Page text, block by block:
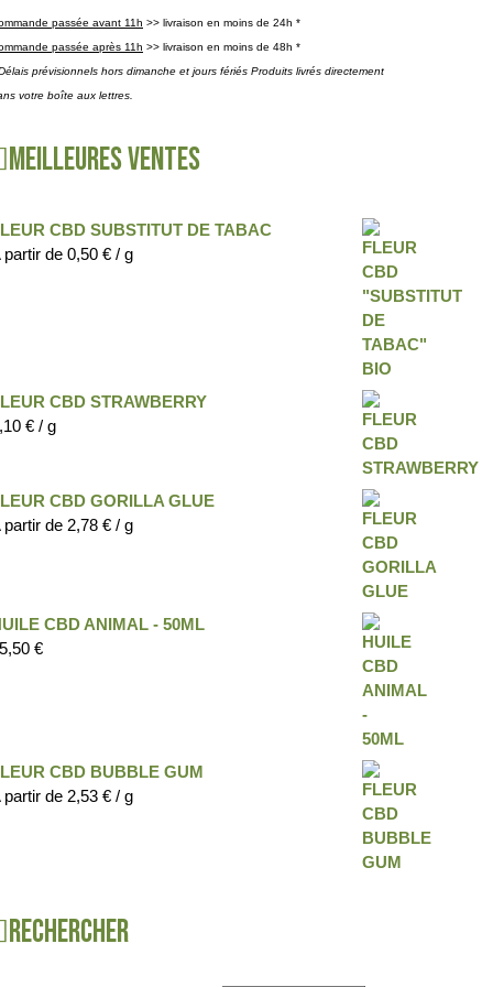
passée avant 11h >> livraison en moins de 24h *
passée après 11h >> livraison en moins de 48h *
prévisionnels hors dimanche et jours fériés Produits livrés directement
votre boîte aux lettres.
Meilleures ventes
CBD SUBSTITUT DE TABAC
partir de 0,50 € / g
CBD STRAWBERRY
€ / g
CBD GORILLA GLUE
partir de 2,78 € / g
CBD ANIMAL - 50ML
€
CBD BUBBLE GUM
partir de 2,53 € / g
Rechercher